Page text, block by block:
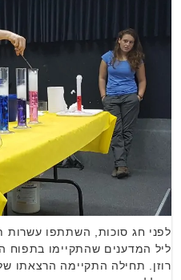
לפני חג סוכות, השתתפו עשרות
ליל המדענים שהתקיימו בתפוח
רוזן. תחילה התקיימה הרצאתו של